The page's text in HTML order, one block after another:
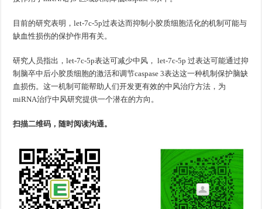
目前的研究表明，let-7c-5p过表达而抑制小胶质细胞活化的机制可能与
缺血性损伤的保护作用有关。
研究人员指出，let-7c-5p表达可减少中风， let-7c-5p 过表达可能通过抑
制脑卒中后小胶质细胞的激活和调节caspase 3表达这一种机制保护脑缺
血损伤。这一机制可能帮助人们开发更有效的中风治疗方法，为
miRNA治疗中风研究提供一个潜在的方向。
扫描二维码，随时阅读沟通。